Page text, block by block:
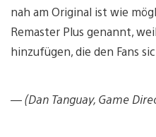
nah am Original ist wie
Remaster Plus genannt,
hinzufügen, die den Fans
— (Dan Tanguay, Game